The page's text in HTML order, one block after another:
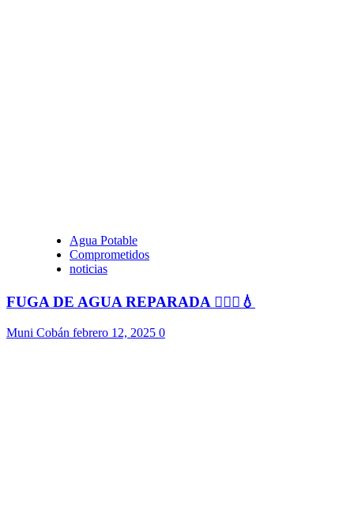
Agua Potable
Comprometidos
noticias
FUGA DE AGUA REPARADA 👷🏻‍♂️💧
Muni Cobán febrero 12, 2025 0